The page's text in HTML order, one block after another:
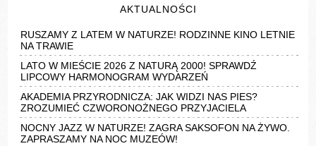
AKTUALNOŚCI
RUSZAMY Z LATEM W NATURZE! RODZINNE KINO LETNIE
NA TRAWIE
LATO W MIEŚCIE 2026 Z NATURĄ 2000! SPRAWDŹ
LIPCOWY HARMONOGRAM WYDARZEŃ
AKADEMIA PRZYRODNICZA: JAK WIDZI NAS PIES?
ZROZUMIEĆ CZWORONOŻNEGO PRZYJACIELA
NOCNY JAZZ W NATURZE! ZAGRA SAKSOFON NA ŻYWO.
ZAPRASZAMY NA NOC MUZEÓW!